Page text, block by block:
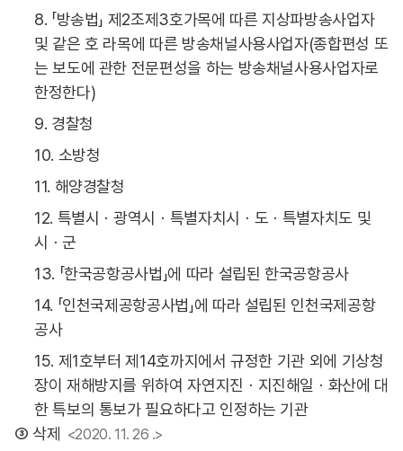
8. 「방송법」 제2조제3호가목에 따른 지상파방송사업자
및 같은 호 라목에 따른 방송채널사용사업자(종합편성 또
는 보도에 관한 전문편성을 하는 방송채널사용사업자로
한정한다)
9. 경찰청
10. 소방청
11. 해양경찰청
12. 특별시ㆍ광역시ㆍ특별자치시ㆍ도ㆍ특별자치도 및
시ㆍ군
13. 「한국공항공사법」에 따라 설립된 한국공항공사
14. 「인천국제공항공사법」에 따라 설립된 인천국제공항
공사
15. 제1호부터 제14호까지에서 규정한 기관 외에 기상청
장이 재해방지를 위하여 자연지진ㆍ지진해일ㆍ화산에 대
한 특보의 통보가 필요하다고 인정하는 기관
③ 삭제
<2020. 11. 26 .>